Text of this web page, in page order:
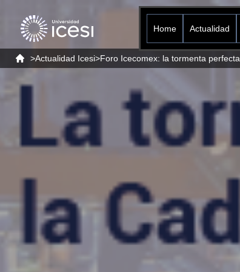
>Actualidad Icesi>Foro Icecomex: la tormenta perfecta
Home Actualidad